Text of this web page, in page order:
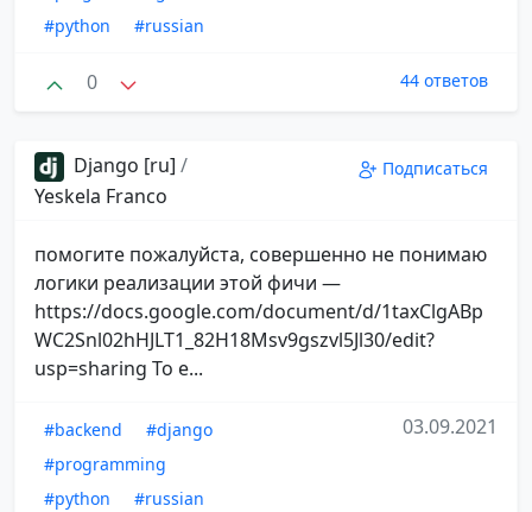
#python
#russian
0 44 ответов
Django [ru] /
Yeskela Franco
Подписаться
помогите пожалуйста, совершенно не понимаю
логики реализации этой фичи —
https://docs.google.com/document/d/1taxClgABp
WC2Snl02hHJLT1_82H18Msv9gszvl5Jl30/edit?
usp=sharing То е...
#backend
#django
#programming
#python
#russian
03.09.2021